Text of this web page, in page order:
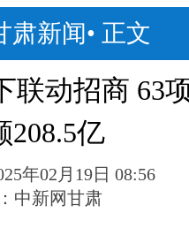
肃新闻• 正文
联动招商 63
208.5亿
年02月19日 08:56
中新网甘肃